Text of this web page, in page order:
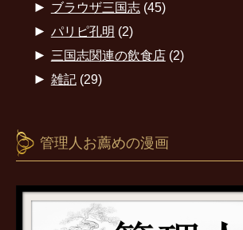
► ブラウザ三国志(45)
► パリピ孔明 (2)
► 三国志関連の飲食店(2)
► 雑記(29)
管理人お薦めの漫画